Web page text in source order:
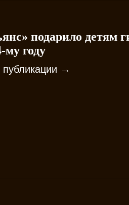
подарило детям
му году
публикации →